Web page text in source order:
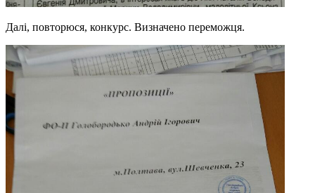
Далі, повторюся, конкурс. Визначено переможця.